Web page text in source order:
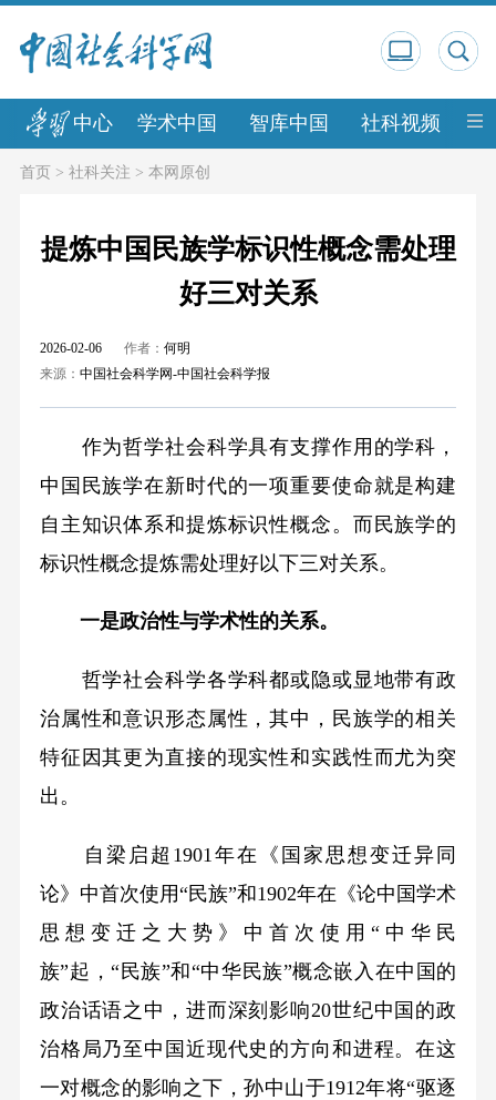
中心 学术中国 智库中国 社科视频 中
首页> 社科关注 > 本网原创
提炼中国民族学标识性概念需处理
好三对关系
2026-02-06 作者： 何明
来源： 中国社会科学网-中国社会科学报
作为哲学社会科学具有支撑作用的学科，
中国民族学在新时代的一项重要使命就是构建
自主知识体系和提炼标识性概念。而民族学的
标识性概念提炼需处理好以下三对关系。
一是政治性与学术性的关系。
哲学社会科学各学科都或隐或显地带有政
治属性和意识形态属性，其中，民族学的相关
特征因其更为直接的现实性和实践性而尤为突
出。
自梁启超1901年在《国家思想变迁异同
论》中首次使用“民族”和1902年在《论中国学术
思想变迁之大势》中首次使用“中华民
族”起，“民族”和“中华民族”概念嵌入在中国的
政治话语之中，进而深刻影响20世纪中国的政
治格局乃至中国近现代史的方向和进程。在这
一对概念的影响之下，孙中山于1912年将“驱逐